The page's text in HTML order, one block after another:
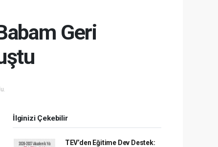
Geri
İlginizi Çekebilir
TEV’den Eğitime Dev Destek: